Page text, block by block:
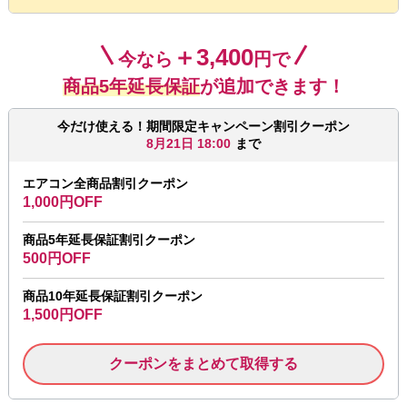
今なら ＋3,400円で
商品5年延長保証が追加できます！
今だけ使える！期間限定キャンペーン割引クーポン
8月21日 18:00 まで
エアコン全商品割引クーポン
1,000円OFF
商品5年延長保証割引クーポン
500円OFF
商品10年延長保証割引クーポン
1,500円OFF
クーポンをまとめて取得する